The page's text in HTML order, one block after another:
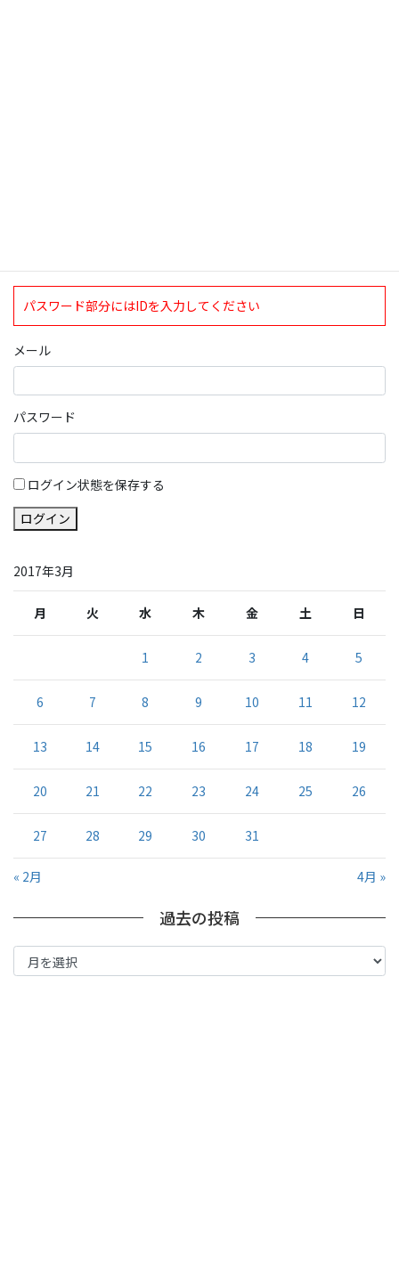
パスワード部分にはIDを入力してください
メール
パスワード
ログイン状態を保存する
ログイン
2017年3月
月 火 水 木 金 土 日
1 2 3 4 5
6 7 8 9 10 11 12
13 14 15 16 17 18 19
20 21 22 23 24 25 26
27 28 29 30 31
« 2月 4月 »
過去の投稿
去